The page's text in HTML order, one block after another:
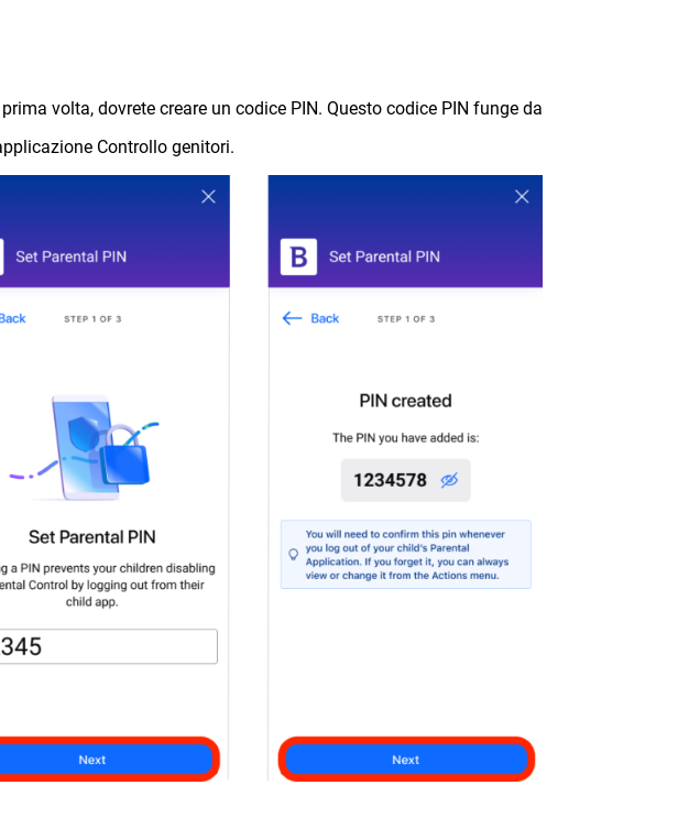
volta, dovrete creare un codice PIN. Questo codice PIN funge da
Controllo genitori.